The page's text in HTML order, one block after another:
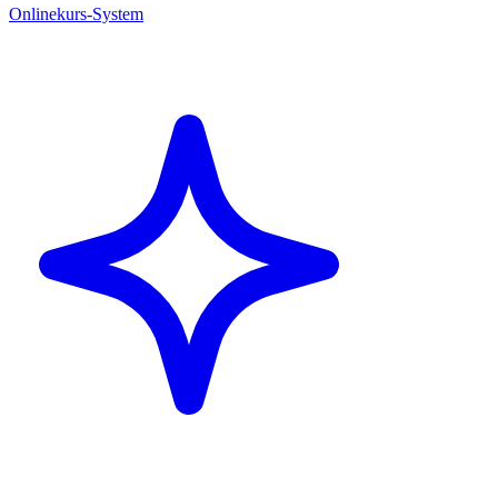
Onlinekurs-System